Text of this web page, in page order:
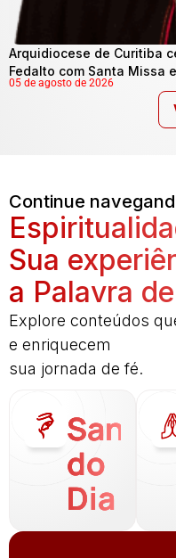
Arquidiocese de Curitiba
Fedalto com Santa Missa
05 de agosto de 2026
Continue
Sua
a Palavra
Explore conteúdos
e enriquecem
sua jornada de fé.
Santo
do
Dia